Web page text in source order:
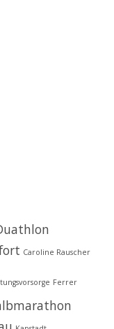
Caroline Rauscher
Ferrer